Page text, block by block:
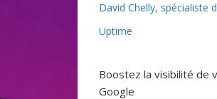
David Chelly, spécialiste
Uptime
Boostez la visibilité de
Google